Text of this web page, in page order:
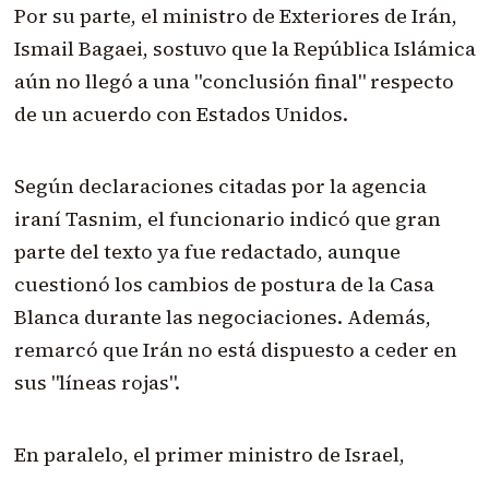
Por su parte, el ministro de Exteriores de Irán,
Ismail Bagaei, sostuvo que la República Islámica
aún no llegó a una "conclusión final" respecto
de un acuerdo con Estados Unidos.
Según declaraciones citadas por la agencia
iraní Tasnim, el funcionario indicó que gran
parte del texto ya fue redactado, aunque
cuestionó los cambios de postura de la Casa
Blanca durante las negociaciones. Además,
remarcó que Irán no está dispuesto a ceder en
sus "líneas rojas".
En paralelo, el primer ministro de Israel,